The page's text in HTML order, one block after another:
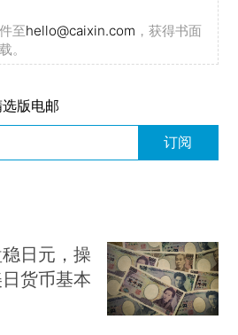
至hello@caixin.com ，获得书面
。
版电邮
订阅
日元，操
货币基本